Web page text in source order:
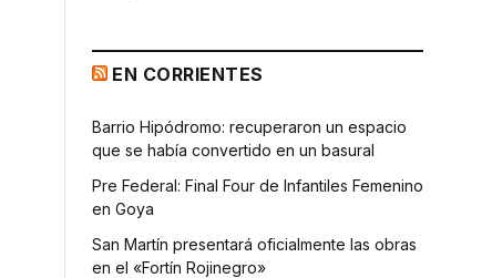
EN CORRIENTES
Barrio Hipódromo: recuperaron un espacio
que se había convertido en un basural
Pre Federal: Final Four de Infantiles Femenino
en Goya
San Martín presentará oficialmente las obras
en el «Fortín Rojinegro»